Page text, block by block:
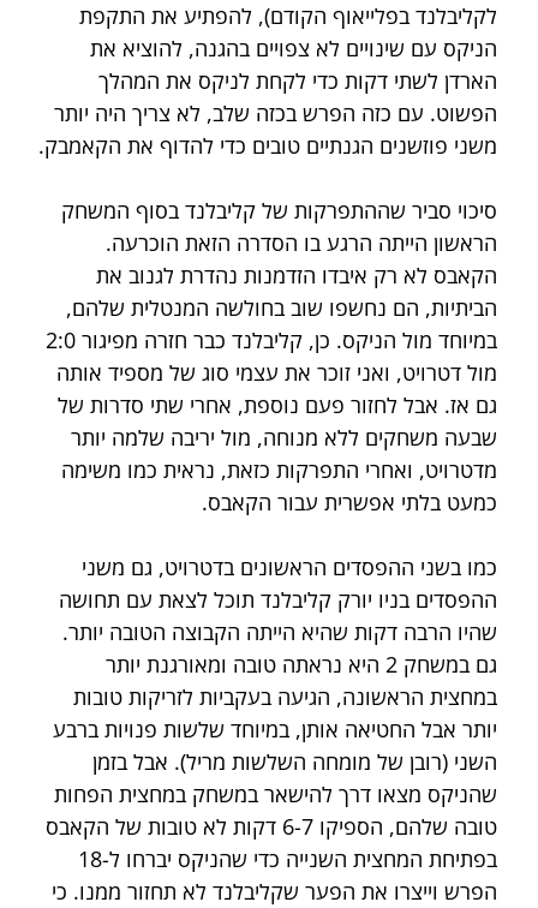
לקליבלנד בפלייאוף הקודם), להפתיע את התקפת
הניקס עם שינויים לא צפויים בהגנה, להוציא את
הארדן לשתי דקות כדי לקחת לניקס את המהלך
הפשוט. עם כזה הפרש בכזה שלב, לא צריך היה יותר
משני פוזשנים הגנתיים טובים כדי להדוף את הקאמבק.
סיכוי סביר שההתפרקות של קליבלנד בסוף המשחק
הראשון הייתה הרגע בו הסדרה הזאת הוכרעה.
הקאבס לא רק איבדו הזדמנות נהדרת לגנוב את
הביתיות, הם נחשפו שוב בחולשה המנטלית שלהם,
במיוחד מול הניקס. כן, קליבלנד כבר חזרה מפיגור 2:0
מול דטרויט, ואני זוכר את עצמי סוג של מספיד אותה
גם אז. אבל לחזור פעם נוספת, אחרי שתי סדרות של
שבעה משחקים ללא מנוחה, מול יריבה שלמה יותר
מדטרויט, ואחרי התפרקות כזאת, נראית כמו משימה
כמעט בלתי אפשרית עבור הקאבס.
כמו בשני ההפסדים הראשונים בדטרויט, גם משני
ההפסדים בניו יורק קליבלנד תוכל לצאת עם תחושה
שהיו הרבה דקות שהיא הייתה הקבוצה הטובה יותר.
גם במשחק 2 היא נראתה טובה ומאורגנת יותר
במחצית הראשונה, הגיעה בעקביות לזריקות טובות
יותר אבל החטיאה אותן, במיוחד שלשות פנויות ברבע
השני (רובן של מומחה השלשות מריל). אבל בזמן
שהניקס מצאו דרך להישאר במשחק במחצית הפחות
טובה שלהם, הספיקו 6-7 דקות לא טובות של הקאבס
הפרש וייצרו את הפער שקליבלנד לא תחזור ממנו. כי